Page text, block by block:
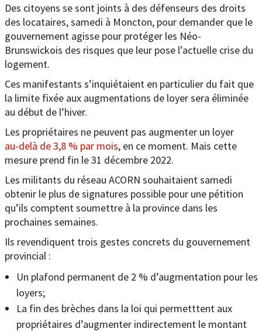
Des citoyens se sont joints à des défenseurs des droits
des locataires, samedi à Moncton, pour demander que le
gouvernement agisse pour protéger les Néo-
Brunswickois des risques que leur pose l’actuelle crise du
logement.
Ces manifestants s’inquiétaient en particulier du fait que
la limite fixée aux augmentations de loyer sera éliminée
au début de l’hiver.
Les propriétaires ne peuvent pas augmenter un loyer
au-delà de 3,8 % par mois, en ce moment. Mais cette
mesure prend fin le 31 décembre 2022.
Les militants du réseau ACORN souhaitaient samedi
obtenir le plus de signatures possible pour une pétition
qu’ils comptent soumettre à la province dans les
prochaines semaines.
Ils revendiquent trois gestes concrets du gouvernement
provincial :
Un plafond permanent de 2 % d’augmentation pour les
loyers;
La fin des brèches dans la loi qui permetttent aux
propriétaires d’augmenter indirectement le montant